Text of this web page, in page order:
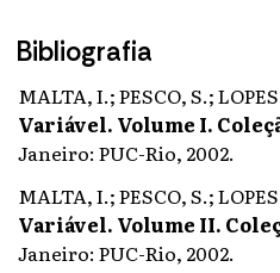
Bibliografia
MALTA, I.; PESCO,
Variável. Volume I.
Janeiro: PUC-Rio, 2002.
MALTA, I.; PESCO,
Variável. Volume II.
Janeiro: PUC-Rio, 2002.